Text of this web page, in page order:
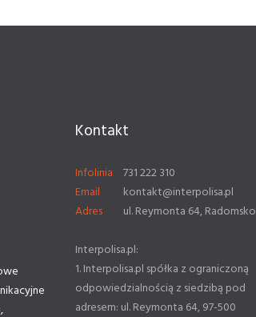
Kontakt
Infolinia
731 222 310
Email
kontakt@interpolisa.pl
Adres
ul. Reymonta 64, Radomsko
Interpolisa.pl:
1. Interpolisa.pl spółka z ograniczoną
odpowiedzialnością z siedzibą pod
adresem: ul. Reymonta 64, 97-500